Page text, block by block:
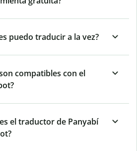
puedo traducir a la vez?
compatibles con el
el traductor de Panyabí